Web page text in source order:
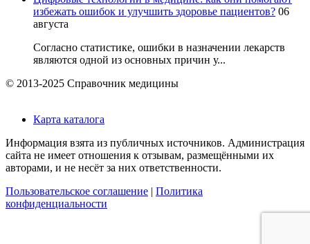
избежать ошибок и улучшить здоровье пациентов? 06
августа
Согласно статистике, ошибки в назначении лекарств
являются одной из основных причин у...
© 2013-2025 Справочник медицины
Карта каталога
Информация взята из публичных источников. Администрация
сайта не имеет отношения к отзывам, размещёнными их
авторами, и не несёт за них ответственности.
Пользовательское соглашение | Политика
конфиденциальности